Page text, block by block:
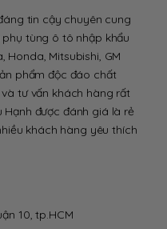
tin cậy chuyên cung
tùng ô tô nhập khẩu
Mitsubishi, GM
phẩm độc đáo chất
tư vấn khách hàng rất
Hạnh được đánh giá là rẻ
khách hàng yêu thích
10, tp.HCM